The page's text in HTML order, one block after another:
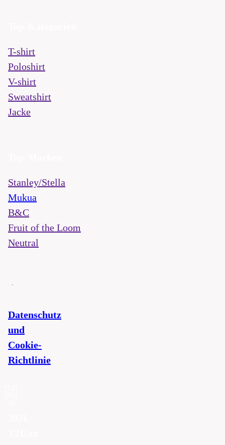
T-shirt
Poloshirt
V-shirt
Sweatshirt
Jacke
Stanley/Stella
Mukua
B&C
Fruit of the Loom
Neutral
Datenschutz
und
Cookie-
Richtlinie